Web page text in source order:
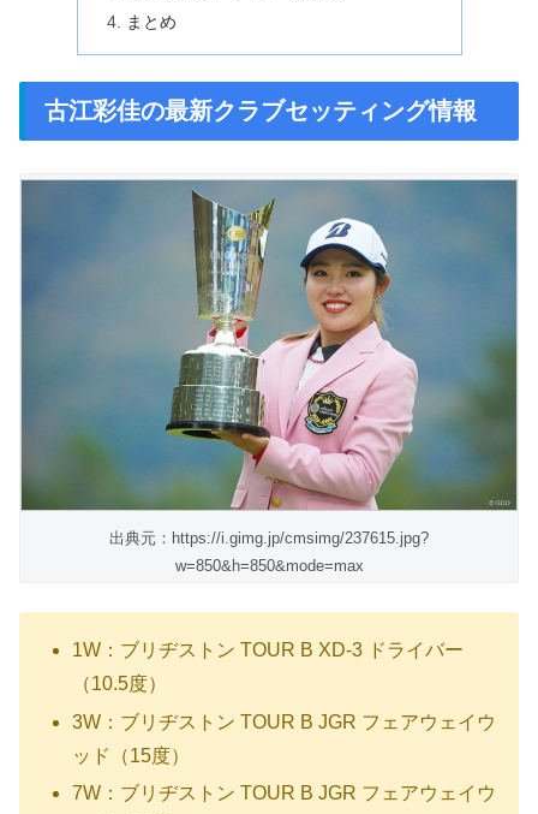
まとめ
古江彩佳の最新クラブセッティング情報
出典元：https://i.gimg.jp/cmsimg/237615.jpg?
w=850&h=850&mode=max
1W：ブリヂストン TOUR B XD-3 ドライバー
（10.5度）
3W：ブリヂストン TOUR B JGR フェアウェイウ
ッド（15度）
7W：ブリヂストン TOUR B JGR フェアウェイウ